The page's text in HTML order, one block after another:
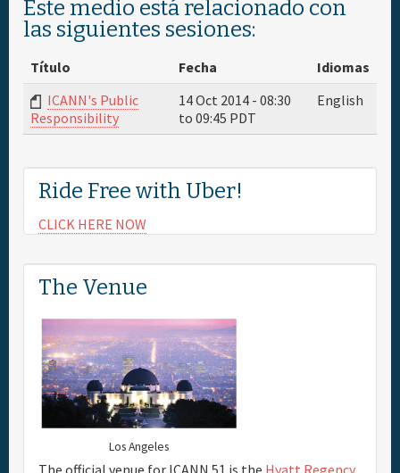
Este medio está relacionado con
las siguientes sesiones:
Título Fecha
Idiomas
ICANN's Public
Responsibility
14 Oct 2014 - 08:30
to 09:45 PDT
English
Ride Free with Uber!
CLICK HERE NOW
The Venue
Los Angeles
The official venue for ICANN 51 is the Hyatt Regency